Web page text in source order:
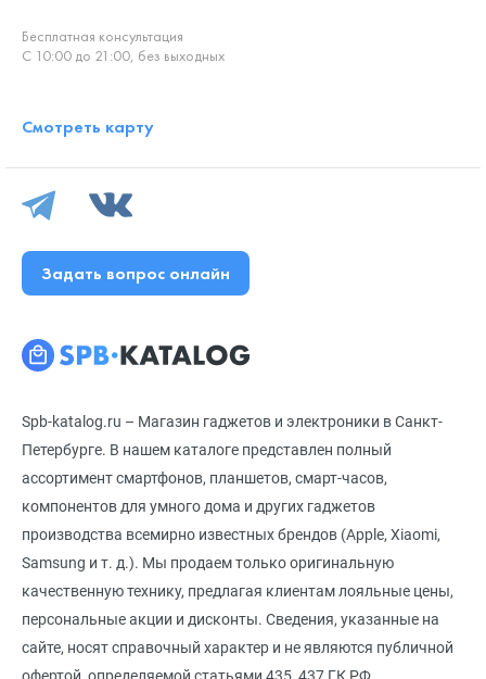
Spb-katalog.ru – Магазин гаджетов и электроники в Санкт-
Петербурге. В нашем каталоге представлен полный
ассортимент смартфонов, планшетов, смарт-часов,
компонентов для умного дома и других гаджетов
производства всемирно известных брендов (Apple, Xiaomi,
Samsung и т. д.). Мы продаем только оригинальную
качественную технику, предлагая клиентам лояльные цены,
персональные акции и дисконты. Сведения, указанные на
сайте, носят справочный характер и не являются публичной
Бесплатная консультация
С 10:00 до 21:00, без выходных
Смотреть карту
Задать вопрос онлайн